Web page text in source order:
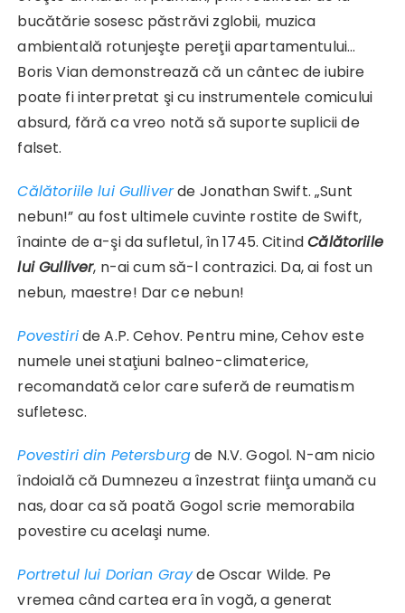
bucătărie sosesc păstrăvi zglobii, muzica
ambientală rotunjeşte pereţii apartamentului…
Boris Vian demonstrează că un cântec de iubire
poate fi interpretat şi cu instrumentele comicului
absurd, fără ca vreo notă să suporte suplicii de
falset.
Călătoriile lui Gulliverde Jonathan Swift. „Sunt
nebun!” au fost ultimele cuvinte rostite de Swift,
înainte de a-şi da sufletul, în 1745. CitindCălătoriile
lui Gulliver, n-ai cum să-l contrazici. Da, ai fost un
nebun, maestre! Dar ce nebun!
Povestiride A.P. Cehov. Pentru mine, Cehov este
numele unei staţiuni balneo-climaterice,
recomandată celor care suferă de reumatism
sufletesc.
Povestiri din Petersburgde N.V. Gogol. N-am nicio
îndoială că Dumnezeu a înzestrat fiinţa umană cu
nas, doar ca să poată Gogol scrie memorabila
povestire cu acelaşi nume.
Portretul lui Dorian Grayde Oscar Wilde. Pe
vremea când cartea era în vogă, a generat